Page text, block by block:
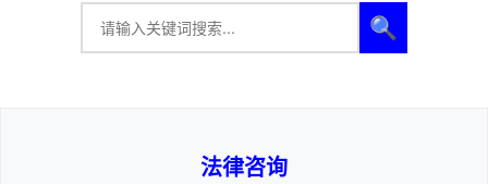
🔍
法律咨询